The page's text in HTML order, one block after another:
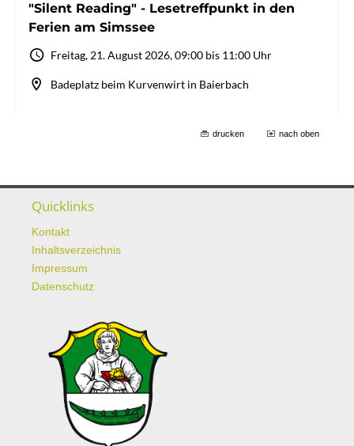
drucken nach oben
Quicklinks
Kontakt
Inhaltsverzeichnis
Impressum
Datenschutz